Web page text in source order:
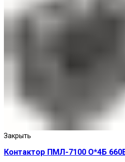
Вход /
Закрыть
Контактор ПМЛ-7100 О*4Б